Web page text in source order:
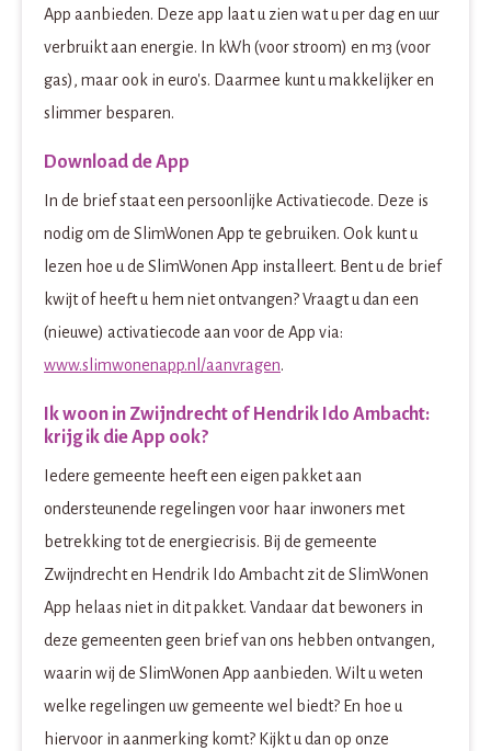
App aanbieden. Deze app laat u zien wat u per dag en uur
verbruikt aan energie. In kWh (voor stroom) en m3 (voor
gas), maar ook in euro's. Daarmee kunt u makkelijker en
slimmer besparen.
Download de App
In de brief staat een persoonlijke Activatiecode. Deze is
nodig om de SlimWonen App te gebruiken. Ook kunt u
lezen hoe u de SlimWonen App installeert. Bent u de brief
kwijt of heeft u hem niet ontvangen? Vraagt u dan een
(nieuwe) activatiecode aan voor de App via:
www.slimwonenapp.nl/aanvragen.
Ik woon in Zwijndrecht of Hendrik Ido Ambacht:
krijg ik die App ook?
Iedere gemeente heeft een eigen pakket aan
ondersteunende regelingen voor haar inwoners met
betrekking tot de energiecrisis. Bij de gemeente
Zwijndrecht en Hendrik Ido Ambacht zit de SlimWonen
App helaas niet in dit pakket. Vandaar dat bewoners in
deze gemeenten geen brief van ons hebben ontvangen,
waarin wij de SlimWonen App aanbieden. Wilt u weten
welke regelingen uw gemeente wel biedt? En hoe u
hiervoor in aanmerking komt? Kijkt u dan op onze